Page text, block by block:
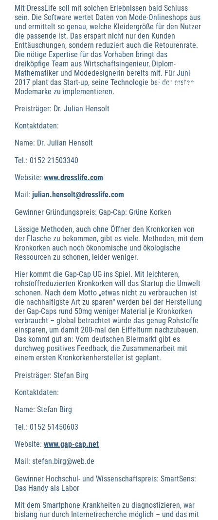
Startup-Impuls
Mit DressLife soll mit solchen Erlebnissen bald Schluss
sein. Die Software wertet Daten von Mode-Onlineshops aus
und ermittelt so genau, welche Kleidergröße für den Nutzer
die passende ist. Das erspart nicht nur den Kunden
Enttäuschungen, sondern reduziert auch die Retourenrate.
Die nötige Expertise für das Vorhaben bringt das
dreiköpfige Team aus Wirtschaftsingenieur, Diplom-
Mathematiker und Modedesignerin bereits mit. Für Juni
2017 plant das Start-up, seine Technologie bei der ersten
Modemarke zu implementieren.
Preisträger: Dr. Julian Hensolt
Kontaktdaten:
Name: Dr. Julian Hensolt
Tel.: 0152 21503340
Website: www.dresslife.com
Mail: julian.hensolt@dresslife.com
Gewinner Gründungspreis: Gap-Cap: Grüne Korken
Lässige Methoden, auch ohne Öffner den Kronkorken von
der Flasche zu bekommen, gibt es viele. Methoden, mit dem
Kronkorken auch noch ökonomische und ökologische
Ressourcen zu schonen, leider weniger.
Hier kommt die Gap-Cap UG ins Spiel. Mit leichteren,
rohstoffreduzierten Kronkorken will das Startup die Umwelt
schonen. Nach dem Motto „etwas nicht zu verbrauchen ist
die nachhaltigste Art zu sparen“ werden bei der Herstellung
der Gap-Caps rund 50mg weniger Material je Kronkorken
verbraucht – global betrachtet würde das genug Rohstoffe
einsparen, um damit 200-mal den Eiffelturm nachzubauen.
Das kommt gut an: Vom deutschen Biermarkt gibt es
durchweg positives Feedback, die Zusammenarbeit mit
einem ersten Kronkorkenhersteller ist geplant.
Preisträger: Stefan Birg
Kontaktdaten:
Name: Stefan Birg
Tel.: 0152 51450603
Website: www.gap-cap.net
Mail: stefan.birg@web.de
Gewinner Hochschul- und Wissenschaftspreis: SmartSens:
Das Handy als Labor
Mit dem Smartphone Krankheiten zu diagnostizieren, war
bislang nur durch Internetrecherche möglich – und das mit